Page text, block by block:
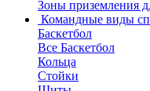
Зоны приземления
Командные виды
Баскетбол
Все Баскетбол
Кольца
Стойки